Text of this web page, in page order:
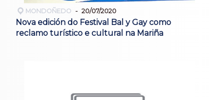
MONDOÑEDO 20/07/2020
Nova edición do Festival Bal y Gay como
reclamo turístico e cultural na Mariña